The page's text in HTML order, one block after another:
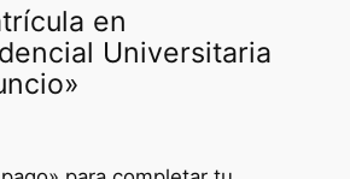
en
Universitaria